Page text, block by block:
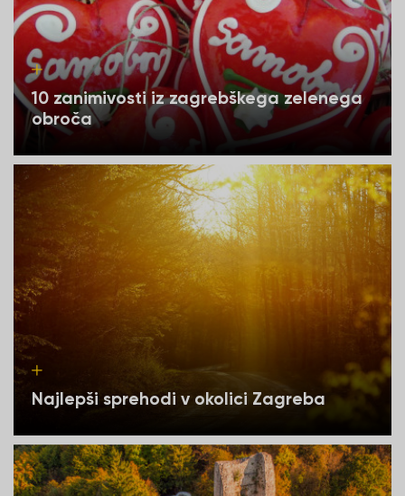
10 zanimivosti iz zagrebškega zelenega
obroča
Najlepši sprehodi v okolici Zagreba